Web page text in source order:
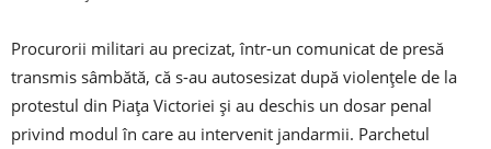
Procurorii militari au precizat, într-un comunicat de presă
transmis sâmbătă, că s-au autosesizat după violenţele de la
protestul din Piaţa Victoriei şi au deschis un dosar penal
privind modul în care au intervenit jandarmii. Parchetul